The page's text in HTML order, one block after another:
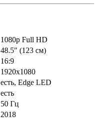
1080p Full HD
48.5" (123 см)
16:9
1920x1080
есть, Edge LED
есть
50 Гц
2018